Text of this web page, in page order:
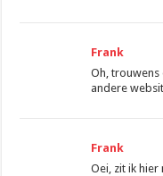
Frank
Oh, trouwens
andere
Frank
Oei, zit ik hier